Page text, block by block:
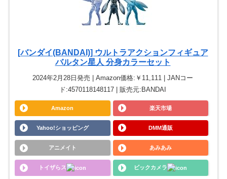
[バンダイ(BANDAI)] ウルトラアクションフィギュア
バルタン星人 分身カラーセット
2024年2月28日発売 | Amazon価格:￥11,111 | JANコー
ド:4570118148117 | 販売元:BANDAI
Amazon 楽天市場
Yahoo!ショッピング DMM通販
アニメイト あみあみ
トイザらス ビックカメラ